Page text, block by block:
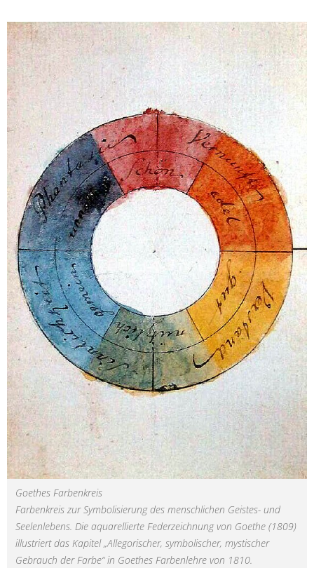
Goethes Farbenkreis
Farbenkreis zur Symbolisierung des menschlichen Geistes- und
Seelenlebens. Die aquarellierte Federzeichnung von Goethe (1809)
illustriert das Kapitel „Allegorischer, symbolischer, mystischer
Gebrauch der Farbe“ in Goethes Farbenlehre von 1810.